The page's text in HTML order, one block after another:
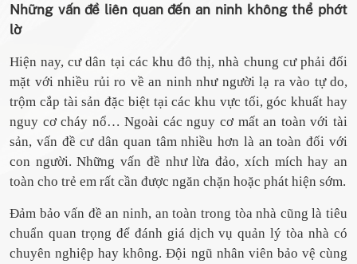
Những vấn đề liên quan đến an ninh không thể phớt
lờ
Hiện nay, cư dân tại các khu đô thị, nhà chung cư phải đối
mặt với nhiều rủi ro về an ninh như người lạ ra vào tự do,
trộm cắp tài sản đặc biệt tại các khu vực tối, góc khuất hay
nguy cơ cháy nổ… Ngoài các nguy cơ mất an toàn với tài
sản, vấn đề cư dân quan tâm nhiều hơn là an toàn đối với
con người. Những vấn đề như lừa đảo, xích mích hay an
toàn cho trẻ em rất cần được ngăn chặn hoặc phát hiện sớm.
Đảm bảo vấn đề an ninh, an toàn trong tòa nhà cũng là tiêu
chuẩn quan trọng để đánh giá dịch vụ quản lý tòa nhà có
chuyên nghiệp hay không. Đội ngũ nhân viên bảo vệ cùng